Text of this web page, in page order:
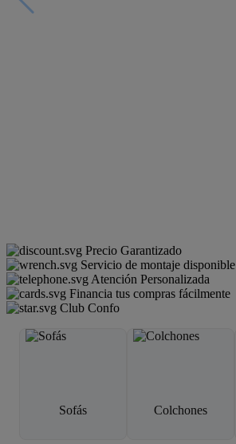
Precio Garantizado
Servicio de montaje disponible
Atención Personalizada
Financia tus compras fácilmente
Club Confo
Sofás Colchones